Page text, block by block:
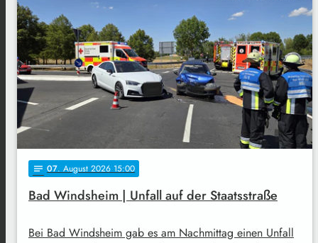
notes 07. August 2026 15:00
Bad Windsheim | Unfall auf der Staatsstraße
Bei Bad Windsheim gab es am Nachmittag einen Unfall